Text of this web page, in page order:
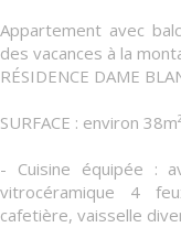
Appartement avec
des vacances à la
RÉSIDENCE DAME
SURFACE : environ 38m²
- Cuisine équipée :
vitrocéramique 4
cafetière, vaisselle